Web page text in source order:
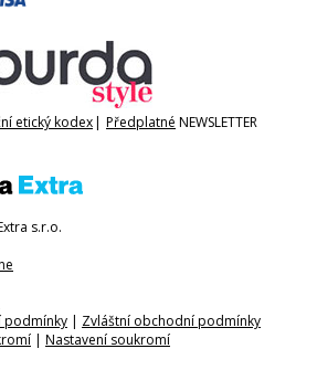
etický kodex| Předplatné NEWSLETTER
s.r.o.
podmínky | Zvláštní obchodní podmínky
| Nastavení soukromí